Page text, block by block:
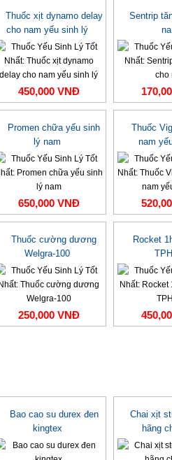
Thuốc xịt dynamo delay
cho nam yếu sinh lý
450,000 VNĐ
Sentrip
Promen chữa yếu sinh
lý nam
650,000 VNĐ
Thuốc
nam
Thuốc cường dương
Welgra-100
250,000 VNĐ
Rocket
Bao cao su durex đen
kingtex
Chai xịt
hãng